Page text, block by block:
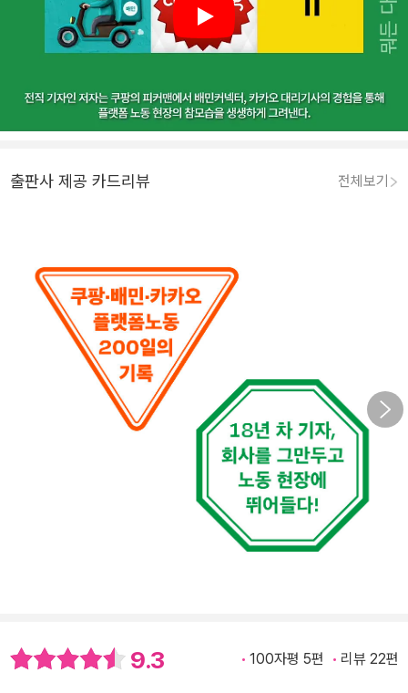
Play
출판사 제공 카드리뷰 전체보기
9.3 100자평 5편 리뷰 22편